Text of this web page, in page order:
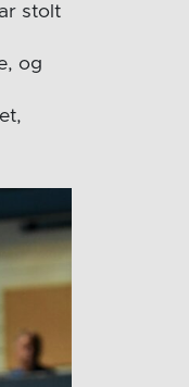
stolt
og